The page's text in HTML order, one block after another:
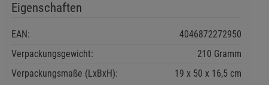
Eigenschaften
EAN:
4046872272950
Verpackungsgewicht:
210 Gramm
Verpackungsmaße (LxBxH):
19 50 16,5 cm